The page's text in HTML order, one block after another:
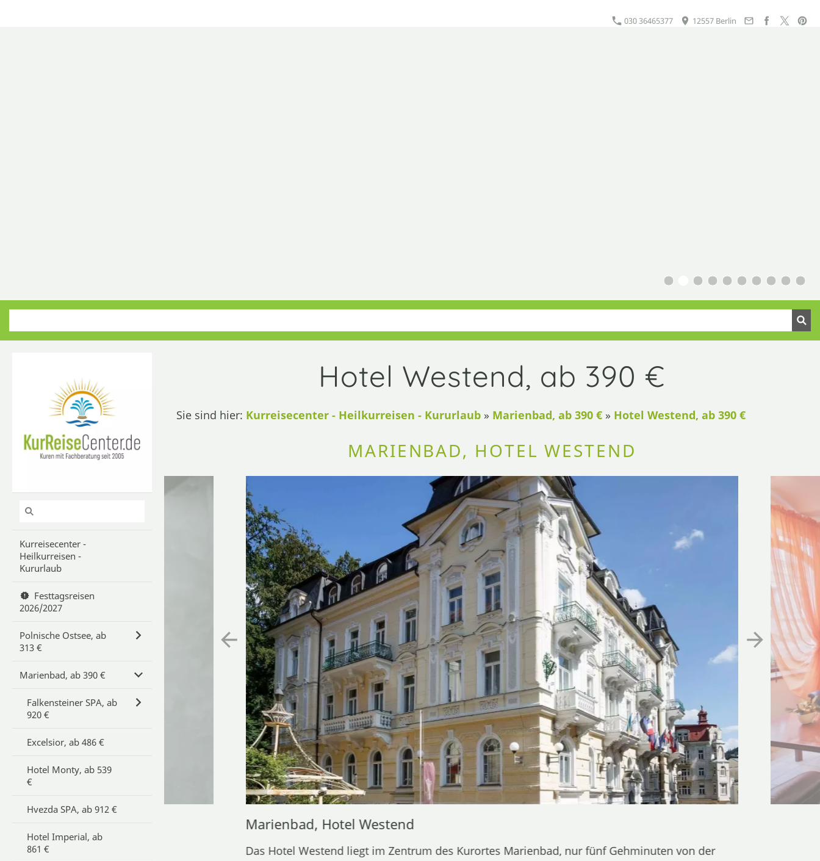
030 36465377 12557 Berlin
Kurreisecenter -
Heilkurreisen -
Kururlaub
Festtagsreisen
2026/2027
Polnische Ostsee, ab
313 €
Marienbad, ab 390 €
Falkensteiner SPA, ab
920 €
Excelsior, ab 486 €
Hotel Monty, ab 539
€
Hvezda SPA, ab 912 €
Hotel Imperial, ab
861 €
Hotel Westend, ab 390 €
Sie sind hier: Kurreisecenter - Heilkurreisen - Kururlaub» Marienbad, ab 390 €» Hotel Westend, ab 390 €
MARIENBAD, HOTEL WESTEND
Marienbad, Hotel Westend
Das Hotel Westend liegt im Zentrum des Kurortes Marienbad, nur fünf Gehminuten von der